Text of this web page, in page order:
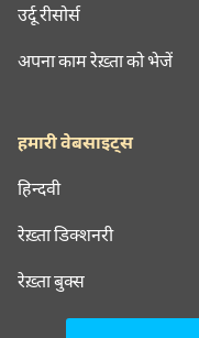
उर्दू रीसोर्स
अपना काम रेख़्ता को भेजें
हमारी वेबसाइट्स
हिन्दवी
रेख़्ता डिक्शनरी
रेख़्ता बुक्स